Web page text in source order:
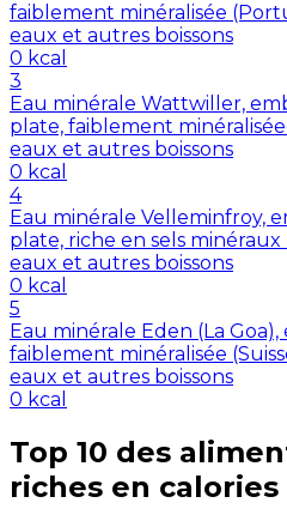
faiblement minéralisée
eaux et autres boissons
0 kcal
3
Eau minérale Wattwiller,
plate, faiblement
eaux et autres boissons
0 kcal
4
Eau minérale Velleminfroy,
plate, riche en sels minéraux
eaux et autres boissons
0 kcal
5
Eau minérale Eden (La
faiblement minéralisée
eaux et autres boissons
0 kcal
Top 10 des
riches en calories